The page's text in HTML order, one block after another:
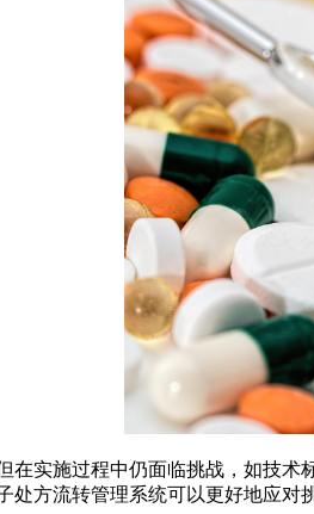
在实施过程中仍面临挑战，如技
方流转管理系统可以更好地应对